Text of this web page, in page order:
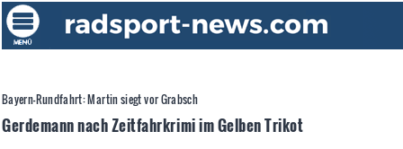
Bayern-Rundfahrt: Martin siegt vor Grabsch
Gerdemann nach Zeitfahrkrimi im Gelben Trikot